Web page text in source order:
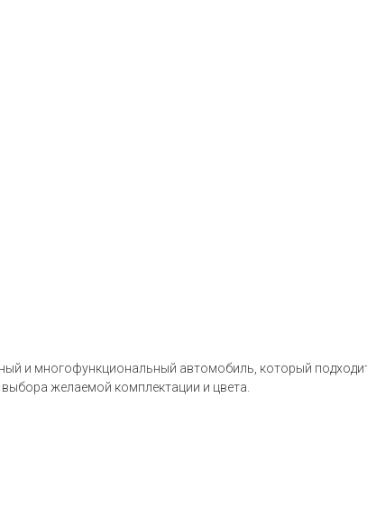
и многофункциональный автомобиль, который
желаемой комплектации и цвета.